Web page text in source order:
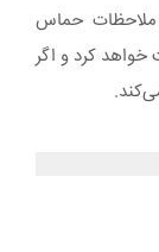
ملاحظات حماس
کرد و اگر